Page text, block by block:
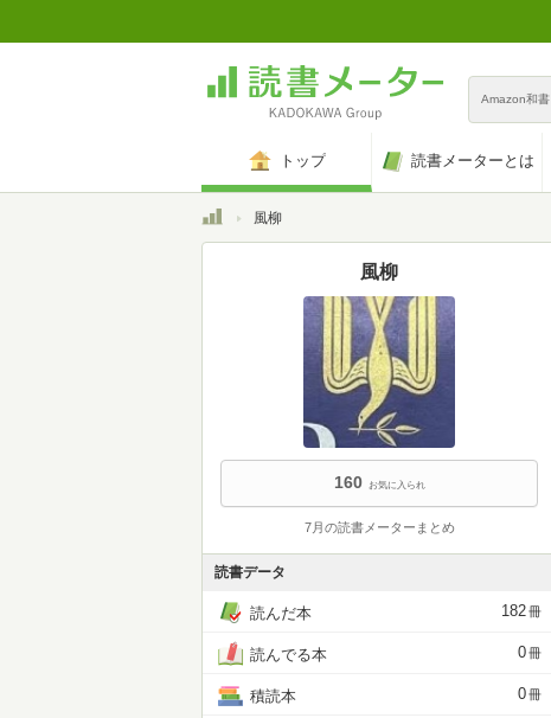
Amazon和書
トップ 読書メーターとは
トップ風柳
風柳
160 お気に入られ
7月の読書メーターまとめ
読書データ
読んだ本 182冊
読んでる本 0冊
積読本 0冊